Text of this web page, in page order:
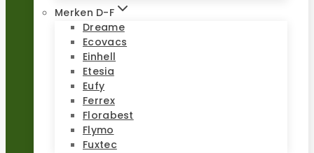
Merken D-F
Dreame
Ecovacs
Einhell
Etesia
Eufy
Ferrex
Florabest
Flymo
Fuxtec